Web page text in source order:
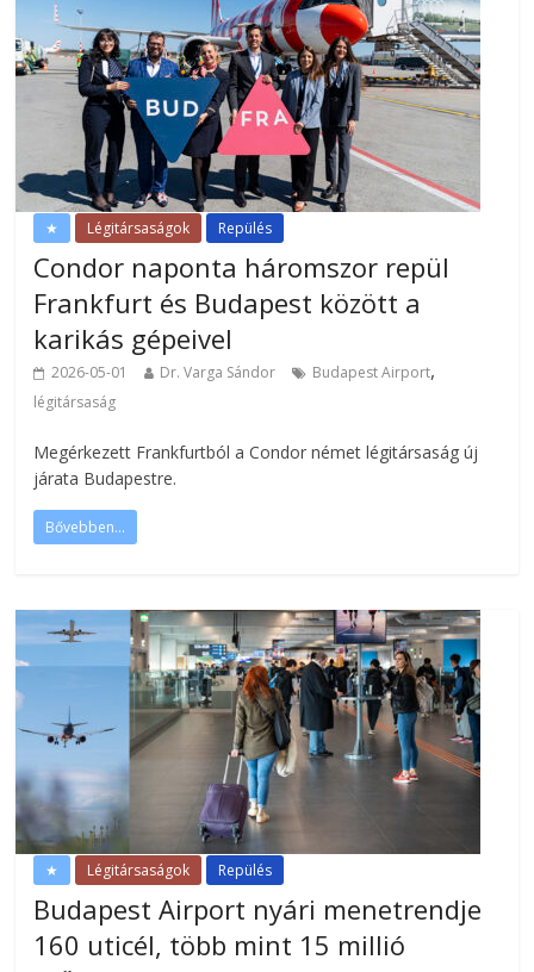
★ Légitársaságok Repülés
Condor naponta háromszor repül
Frankfurt és Budapest között a
karikás gépeivel
2026-05-01 Dr. Varga Sándor Budapest Airport,
légitársaság
Megérkezett Frankfurtból a Condor német légitársaság új
járata Budapestre.
Bővebben...
★ Légitársaságok Repülés
Budapest Airport nyári menetrendje
160 uticél, több mint 15 millió